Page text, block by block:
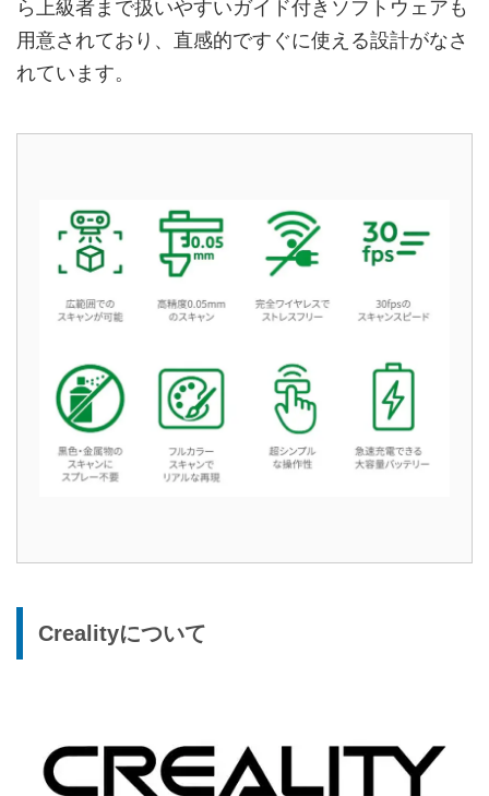
ら上級者まで扱いやすいガイド付きソフトウェアも
用意されており、直感的ですぐに使える設計がなさ
れています。
Crealityについて